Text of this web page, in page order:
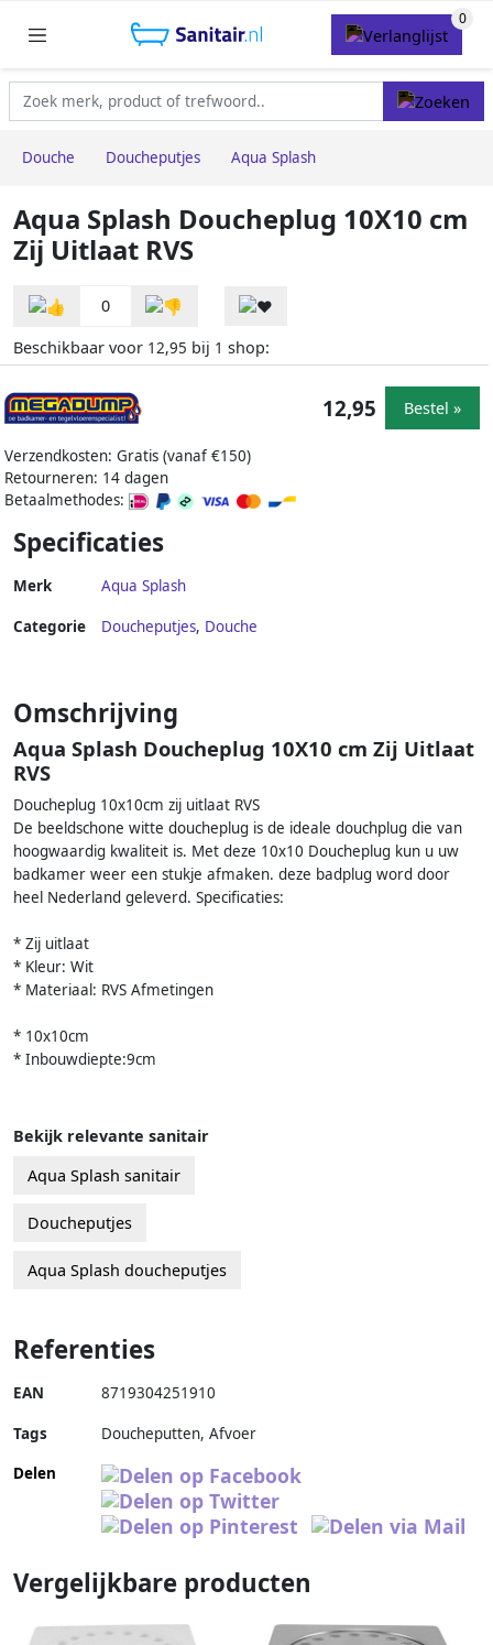
Douche Doucheputjes Aqua Splash
Aqua Splash Doucheplug 10X10 cm
Zij Uitlaat RVS
0
Beschikbaar voor 12,95 bij 1 shop:
Verzendkosten: Gratis (vanaf €150)
Retourneren: 14 dagen
Betaalmethodes:
12,95 Bestel »
Specificaties
Merk Aqua Splash
Categorie Doucheputjes, Douche
Omschrijving
Aqua Splash Doucheplug 10X10 cm Zij Uitlaat
RVS
Doucheplug 10x10cm zij uitlaat RVS
De beeldschone witte doucheplug is de ideale douchplug die van
hoogwaardig kwaliteit is. Met deze 10x10 Doucheplug kun u uw
badkamer weer een stukje afmaken. deze badplug word door
heel Nederland geleverd. Specificaties:
* Zij uitlaat
* Kleur: Wit
* Materiaal: RVS Afmetingen
* 10x10cm
* Inbouwdiepte:9cm
Bekijk relevante sanitair
Aqua Splash sanitair
Doucheputjes
Aqua Splash doucheputjes
Referenties
EAN 8719304251910
Tags
Doucheputten, Afvoer
Delen
Vergelijkbare producten